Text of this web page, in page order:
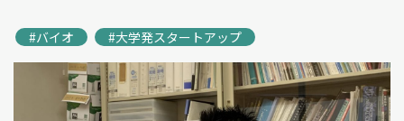
#バイオ #大学発スタートアップ